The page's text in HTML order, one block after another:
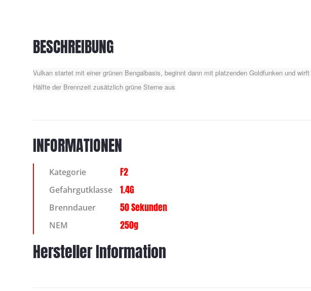
BESCHREIBUNG
Vulkan startet mit einer grünen Bengalbasis, beginnt dann mit platzenden Goldfunken und
Hälfte der Brennzeit zusätzlich grüne Sterne aus
INFORMATIONEN
Kategorie F2
Gefahrgutklasse 1.4G
Brenndauer 50 Sekunden
NEM 250g
Hersteller Information